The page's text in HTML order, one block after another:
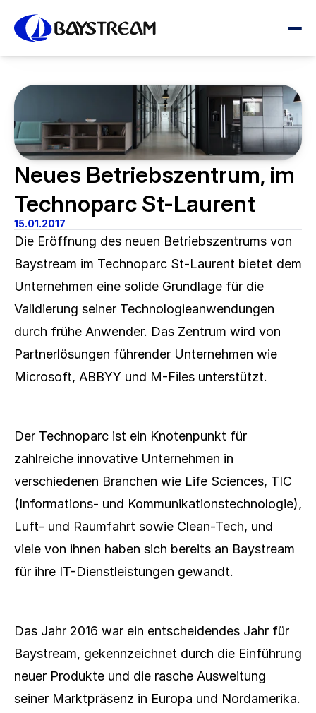
Neues Betriebszentrum, im
Technoparc St-Laurent
15.01.2017
Die Eröffnung des neuen Betriebszentrums von
Baystream im Technoparc St-Laurent bietet dem
Unternehmen eine solide Grundlage für die
Validierung seiner Technologieanwendungen
durch frühe Anwender. Das Zentrum wird von
Partnerlösungen führender Unternehmen wie
Microsoft, ABBYY und M-Files unterstützt.
Der Technoparc ist ein Knotenpunkt für
zahlreiche innovative Unternehmen in
verschiedenen Branchen wie Life Sciences, TIC
(Informations- und Kommunikationstechnologie),
Luft- und Raumfahrt sowie Clean-Tech, und
viele von ihnen haben sich bereits an Baystream
für ihre IT-Dienstleistungen gewandt.
Das Jahr 2016 war ein entscheidendes Jahr für
Baystream, gekennzeichnet durch die Einführung
neuer Produkte und die rasche Ausweitung
seiner Marktpräsenz in Europa und Nordamerika.